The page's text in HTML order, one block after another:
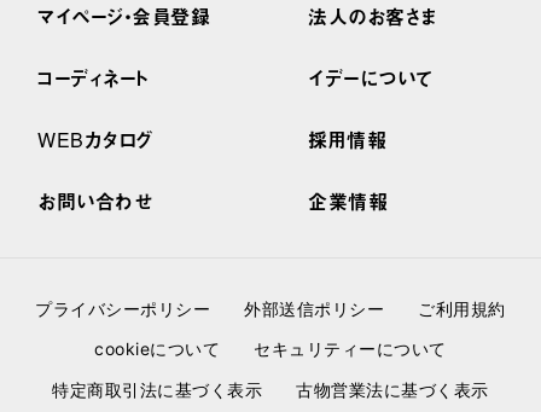
マイページ・会員登録
コーディネート
WEBカタログ
お問い合わせ
法人のお客さま
イデーについて
採用情報
企業情報
プライバシーポリシー 外部送信ポリシー
ご利用規約
cookieについて
セキュリティーについて
特定商取引法に基づく表示
古物営業法に基づく表示